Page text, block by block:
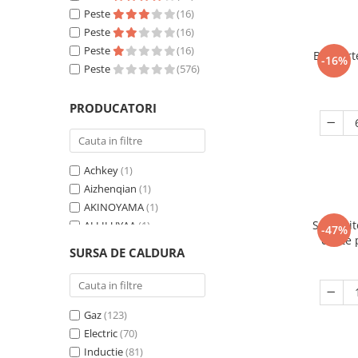
Email (2)
Antiaderent(2)
Peste
(16)
Peste
(16)
Peste
(16)
Peste
(576)
PRODUCATORI
Achkey(1)
Aizhenqian (1)
AKINOYAMA(1)
ALLILUYAA (1)
Aonveki(1)
Apulum(6)
Artoid Mode(4)
AUAUY(1)
Bakiauli(1)
Ballenars(1)
SURSA DE CALDURA
Gaz(123)
Electric(70)
Inductie(81)
-16%
Bol
-47%
Set
cutite